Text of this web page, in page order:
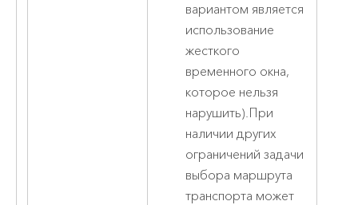
вариантом является
использование
жесткого
временного окна,
которое нельзя
нарушить).При
наличии других
ограничений задачи
выбора маршрута
транспорта может